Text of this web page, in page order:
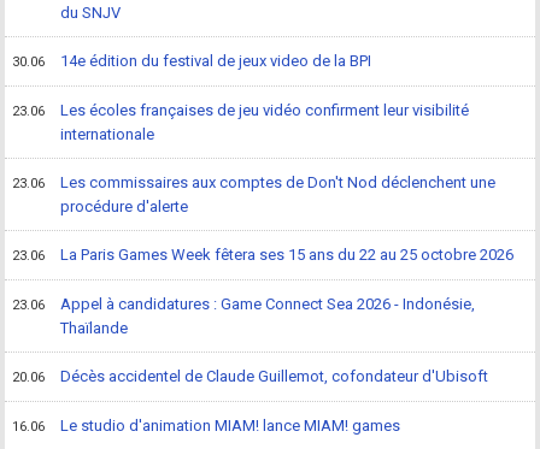
du SNJV
30.06 14e édition du festival de jeux video de la BPI
23.06
Les écoles françaises de jeu vidéo confirment leur visibilité
internationale
23.06
Les commissaires aux comptes de Don't Nod déclenchent une
procédure d'alerte
23.06 La Paris Games Week fêtera ses 15 ans du 22 au 25 octobre 2026
23.06
Appel à candidatures : Game Connect Sea 2026 - Indonésie,
Thaïlande
20.06 Décès accidentel de Claude Guillemot, cofondateur d'Ubisoft
16.06 Le studio d'animation MIAM! lance MIAM! games